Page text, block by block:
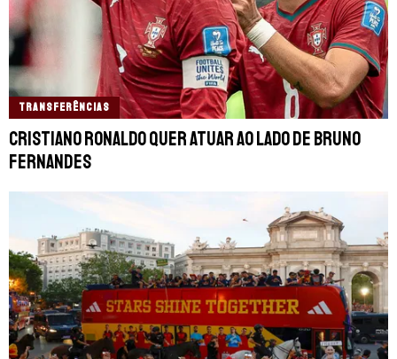
TRANSFERÊNCIAS
Cristiano Ronaldo quer atuar ao lado de Bruno
Fernandes